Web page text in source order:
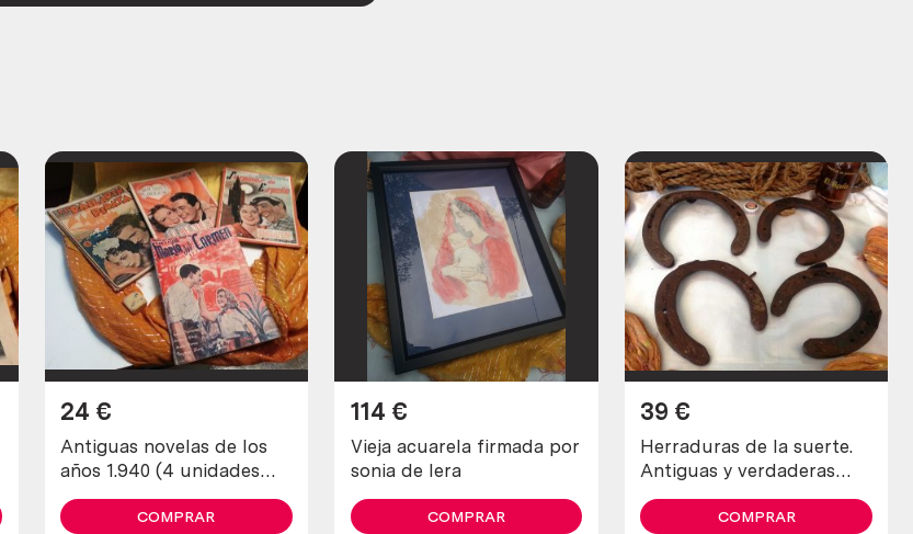
Antiguas novelas de los
años 1.940 (4 unidades
diferentes)
24 €
COMPRAR
Vieja acuarela firmada por
sonia de lera
114 €
COMPRAR
Herraduras de la suerte.
Antiguas y verdaderas
(lote de 4 unidades)
39 €
COMPRAR